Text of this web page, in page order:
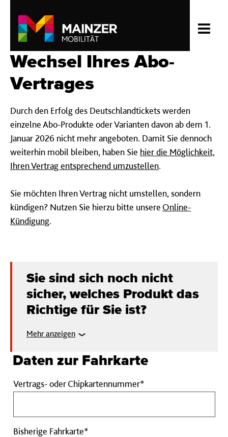
Wechsel Ihres Abo-
Vertrages
Durch den Erfolg des Deutschlandtickets werden
einzelne Abo-Produkte oder Varianten davon ab dem 1.
Januar 2026 nicht mehr angeboten. Damit Sie dennoch
weiterhin mobil bleiben, haben Sie hier die Möglichkeit,
Ihren Vertrag entsprechend umzustellen.
Sie möchten Ihren Vertrag nicht umstellen, sondern
kündigen? Nutzen Sie hierzu bitte unsere Online-
Kündigung.
Sie sind sich noch nicht
sicher, welches Produkt das
Richtige für Sie ist?
Mehr anzeigen
Daten zur Fahrkarte
Vertrags- oder Chipkartennummer*
oder
Pflichtfeld
Bisherige Fahrkarte*